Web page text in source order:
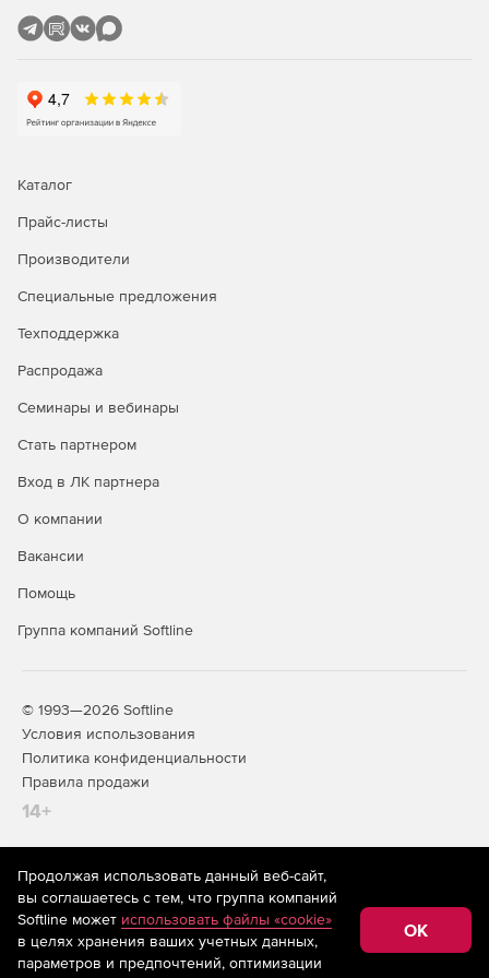
привилегированных клиентов к ИТ-активам с единой
консоли и с обеспечением полного разделения.
Каталог
Прайс-листы
Производители
Специальные предложения
Техподдержка
Распродажа
Семинары и вебинары
Стать партнером
Вход в ЛК партнера
О компании
Вакансии
Помощь
Группа компаний Softline
© 1993—2026 Softline
Условия использования
Политика конфиденциальности
Правила продажи
14+
На информационном ресурсе store.softline.ru применяются
рекомендательные технологии(информационные технологии
предоставления информации на основе сбора,
систематизации и анализа сведений, относящихся к
предпочтениям пользователей сети «Интернет»,
Продолжая использовать данный веб-сайт,
вы соглашаетесь с тем, что группа компаний
Softline может использовать файлы «cookie»
в целях хранения ваших учетных данных,
параметров и предпочтений, оптимизации
OK